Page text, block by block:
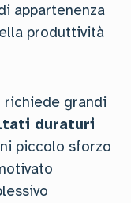
appartenenza
produttività
grandi
duraturi
piccolo sforzo